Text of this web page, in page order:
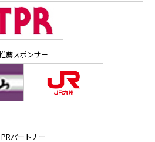
薦スポンサー
PRパートナー